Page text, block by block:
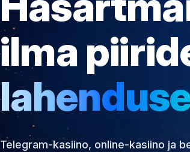
ilma
Telegram-kasiino, online-kasiino ja